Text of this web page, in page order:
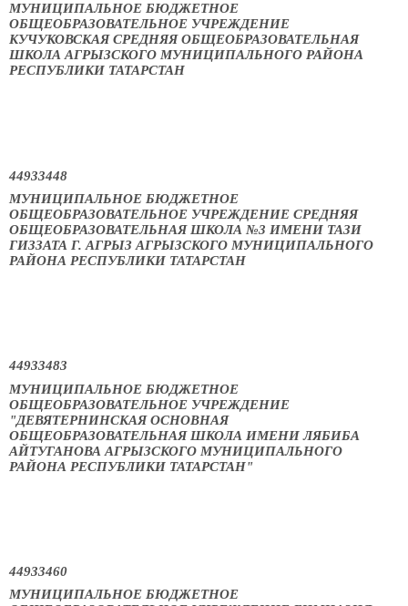
МУНИЦИПАЛЬНОЕ БЮДЖЕТНОЕ
ОБЩЕОБРАЗОВАТЕЛЬНОЕ УЧРЕЖДЕНИЕ
КУЧУКОВСКАЯ СРЕДНЯЯ ОБЩЕОБРАЗОВАТЕЛЬНАЯ
ШКОЛА АГРЫЗСКОГО МУНИЦИПАЛЬНОГО РАЙОНА
РЕСПУБЛИКИ ТАТАРСТАН
44933448
МУНИЦИПАЛЬНОЕ БЮДЖЕТНОЕ
ОБЩЕОБРАЗОВАТЕЛЬНОЕ УЧРЕЖДЕНИЕ СРЕДНЯЯ
ОБЩЕОБРАЗОВАТЕЛЬНАЯ ШКОЛА №3 ИМЕНИ ТАЗИ
ГИЗЗАТА Г. АГРЫЗ АГРЫЗСКОГО МУНИЦИПАЛЬНОГО
РАЙОНА РЕСПУБЛИКИ ТАТАРСТАН
44933483
МУНИЦИПАЛЬНОЕ БЮДЖЕТНОЕ
ОБЩЕОБРАЗОВАТЕЛЬНОЕ УЧРЕЖДЕНИЕ
"ДЕВЯТЕРНИНСКАЯ ОСНОВНАЯ
ОБЩЕОБРАЗОВАТЕЛЬНАЯ ШКОЛА ИМЕНИ ЛЯБИБА
АЙТУГАНОВА АГРЫЗСКОГО МУНИЦИПАЛЬНОГО
РАЙОНА РЕСПУБЛИКИ ТАТАРСТАН"
44933460
МУНИЦИПАЛЬНОЕ БЮДЖЕТНОЕ